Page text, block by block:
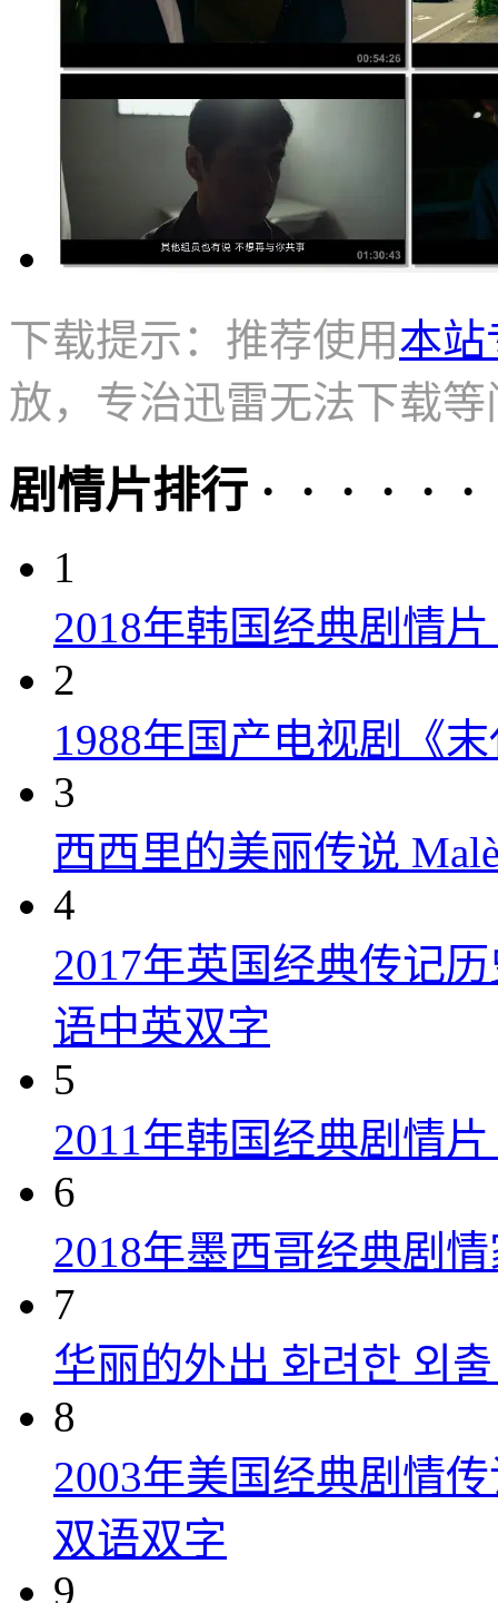
下载提示：推荐使用本站
放，专治迅雷无法下载等
剧情片排行 · · · · · ·
1
2018年韩国经典剧情
2
1988年国产电视剧《
3
西西里的美丽传说
4
2017年英国经典传记
语中英双字
5
2011年韩国经典剧情
6
2018年墨西哥经典剧
7
华丽的外出 화려한 외
8
2003年美国经典剧情
双语双字
9